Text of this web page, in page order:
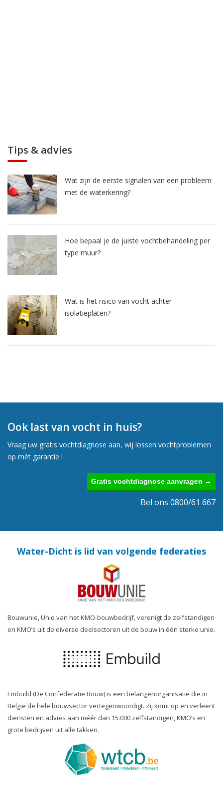
Tips & advies
Wat zijn de eerste signalen van een probleem
met de waterkering?
Hoe bepaal je de juiste vochtbehandeling per
type muur?
Wat is het risico van vocht achter
isolatieplaten?
Ook last van vocht in huis?
Vraag uw gratis vochtdiagnose aan, wij lossen vochtproblemen
op mét garantie !
Gratis vochtdiagnose aanvragen →
Bel ons 0800/61 667
Water-Dicht is lid van volgende federaties
Bouwunie, Unie van het KMO-bouwbedrijf, verenigt de zelfstandigen
en KMO’s uit de diverse deelsectoren uit de bouw in één sterke unie.
Embuild (De Confederatie Bouw) is een belangenorganisatie die in
België de hele bouwsector vertegenwoordigt. Zij komt op en verleent
diensten en advies aan méér dan 15.000 zelfstandigen, KMO’s en
grote bedrijven uit alle takken.